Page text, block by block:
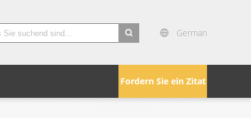
German
Fordern Sie ein Zitat